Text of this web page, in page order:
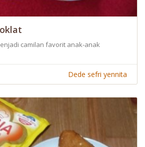
camilan favorit anak-anak
Dede sefri yennita